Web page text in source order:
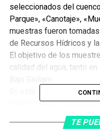
seleccionados del
Parque», «Canotaje»,
muestras fueron
de Recursos Hídricos y
El objetivo de los
calidad del agua, tanto
En esta campaña se
además de la toma de
muestras fueron
hasta su entrega final al
TE